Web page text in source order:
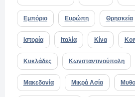
Εμπόριο Ευρώπη Θρησκεία
Ιστορία Ιταλία Κίνα
Κυκλάδες Κωνσταντινούπολη
Μακεδονία Μικρά Ασία